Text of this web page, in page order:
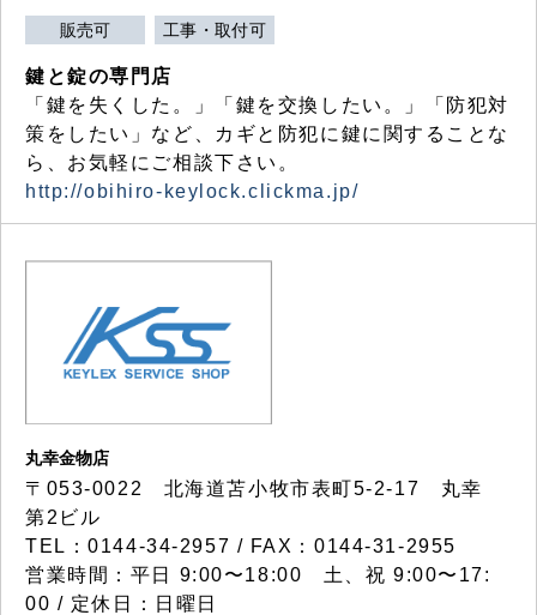
販売可 工事・取付可
鍵と錠の専門店
「鍵を失くした。」「鍵を交換したい。」「防犯対
策をしたい」など、カギと防犯に鍵に関することな
ら、お気軽にご相談下さい。
http://obihiro-keylock.clickma.jp/
丸幸金物店
〒053-0022 北海道苫小牧市表町5-2-17 丸幸
第2ビル
TEL：0144-34-2957 / FAX：0144-31-2955
営業時間：平日 9:00〜18:00 土、祝 9:00〜17:
00 / 定休日：日曜日